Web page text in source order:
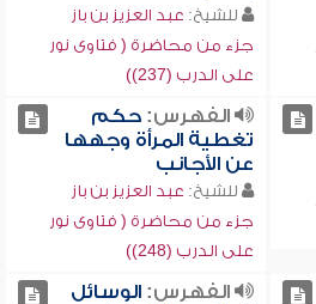
للشيخ: عبد العزيز بن باز
جزء من محاضرة ( فتاوى نور
على الدرب (237))
الفهرس:حكم
تغطية المرأة وجهها
عن الأجانب
للشيخ: عبد العزيز بن باز
جزء من محاضرة ( فتاوى نور
على الدرب (248))
الفهرس:الوسائل